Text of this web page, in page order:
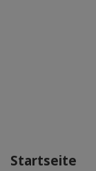
Startseite